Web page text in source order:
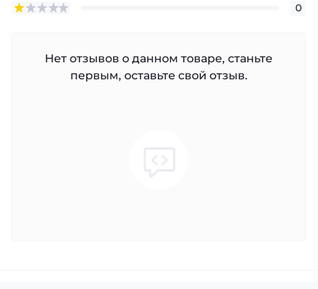
0
Нет отзывов о данном товаре, станьте
первым, оставьте свой отзыв.